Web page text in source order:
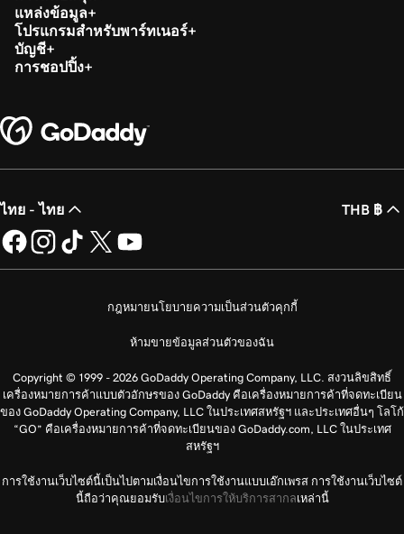
แหล่งข้อมูล
โปรแกรมสำหรับพาร์ทเนอร์
บัญชี
การชอปปิ้ง
ไทย - ไทย THB ฿
กฎหมายนโยบายความเป็นส่วนตัวคุกกี้
ห้ามขายข้อมูลส่วนตัวของฉัน
Copyright © 1999 - 2026 GoDaddy Operating Company, LLC. สงวนลิขสิทธิ์
เครื่องหมายการค้าแบบตัวอักษรของ GoDaddy คือเครื่องหมายการค้าที่จดทะเบียน
ของ GoDaddy Operating Company, LLC ในประเทศสหรัฐฯ และประเทศอื่นๆ โลโก้
“GO” คือเครื่องหมายการค้าที่จดทะเบียนของ GoDaddy.com, LLC ในประเทศ
สหรัฐฯ
การใช้งานเว็บไซต์นี้เป็นไปตามเงื่อนไขการใช้งานแบบเอ๊กเพรส การใช้งานเว็บไซต์
นี้ถือว่าคุณยอมรับเงื่อนไขการให้บริการสากลเหล่านี้